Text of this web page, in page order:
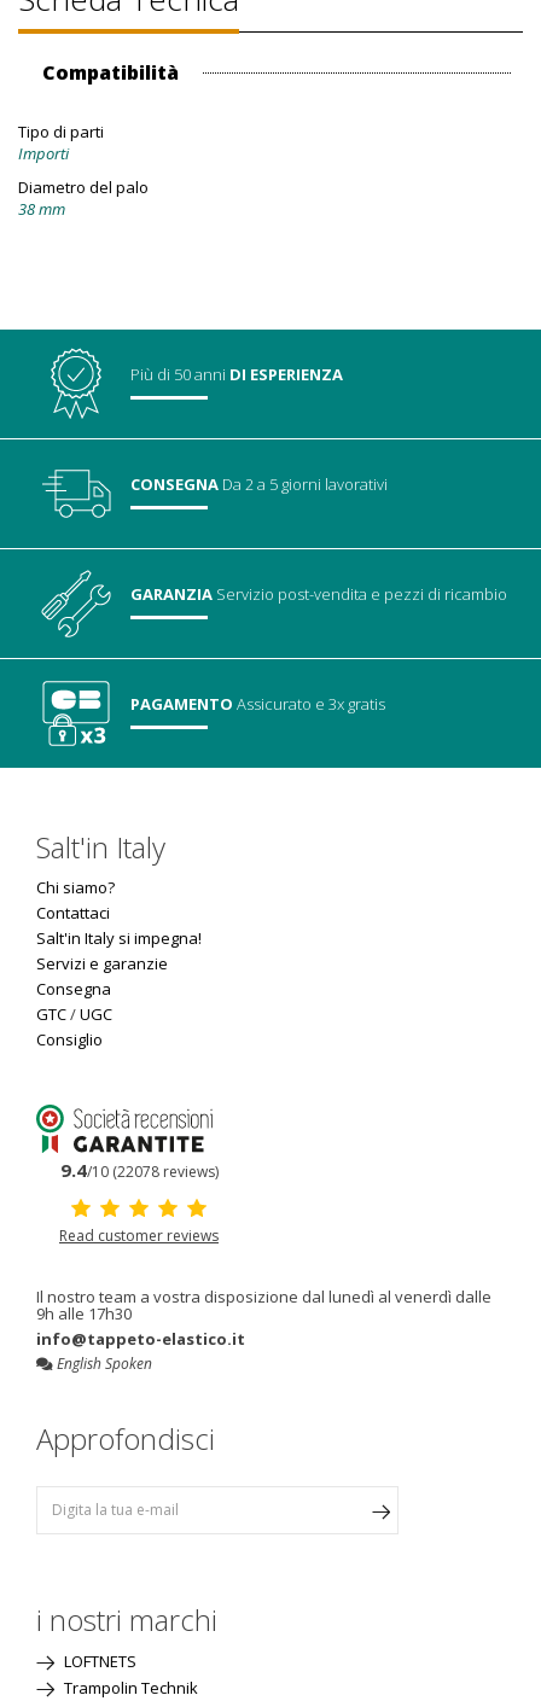
Compatibilità
Tipo di parti
Importi
Diametro del palo
38 mm
Più di 50 anni DI ESPERIENZA
CONSEGNA Da 2 a 5 giorni lavorativi
GARANZIA Servizio post-vendita e pezzi di ricambio
PAGAMENTO Assicurato e 3x gratis
Salt'in Italy
Chi siamo?
Contattaci
Salt'in Italy si impegna!
Servizi e garanzie
Consegna
GTC/UGC
Consiglio
9.4/10 (22078 reviews)
Read customer reviews
Il nostro team a vostra disposizione dal lunedì al venerdì dalle
9h alle 17h30
info@tappeto-elastico.it
English Spoken
Approfondisci
i nostri marchi
LOFTNETS
Trampolin Technik